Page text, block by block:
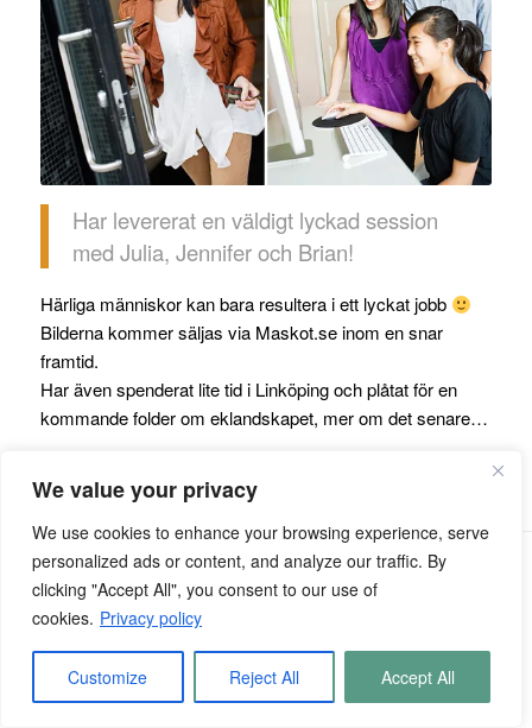
We value your privacy
We use cookies to enhance your browsing experience, serve
personalized ads or content, and analyze our traffic. By
clicking "Accept All", you consent to our use of
cookies. Privacy policy
Customize Reject All Accept All
Har levererat en väldigt lyckad session
med Julia, Jennifer och Brian!
Härliga människor kan bara resultera i ett lyckat jobb
Bilderna kommer säljas via Maskot.se inom en snar
framtid.
Har även spenderat lite tid i Linköping och plåtat för en
kommande folder om eklandskapet, mer om det senare…
© Copyright - Kentaroo Tryman